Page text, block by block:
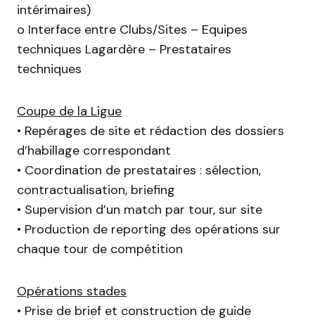
intérimaires)
o Interface entre Clubs/Sites – Equipes
techniques Lagardère – Prestataires
techniques
Coupe de la Ligue
• Repérages de site et rédaction des dossiers
d’habillage correspondant
• Coordination de prestataires : sélection,
contractualisation, briefing
• Supervision d’un match par tour, sur site
• Production de reporting des opérations sur
chaque tour de compétition
Opérations stades
• Prise de brief et construction de guide